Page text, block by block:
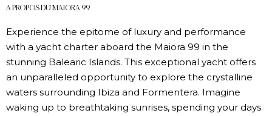
A PROPOS DU MAIORA 99
Experience the epitome of luxury and performance
with a yacht charter aboard the Maiora 99 in the
stunning Balearic Islands. This exceptional yacht offers
an unparalleled opportunity to explore the crystalline
waters surrounding Ibiza and Formentera. Imagine
waking up to breathtaking sunrises, spending your days